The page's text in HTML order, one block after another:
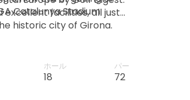
Catalunya Stadium
facilities, all just
historic city of Girona.
ホール
18
パー
72